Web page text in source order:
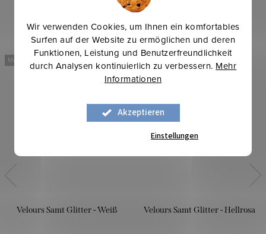
Wir verwenden Cookies, um Ihnen ein komfortables
Surfen auf der Website zu ermöglichen und deren
Funktionen, Leistung und Benutzerfreundlichkeit
durch Analysen kontinuierlich zu verbessern. Mehr
Informationen
Akzeptieren
Einstellungen
Mehr für weniger
Velours Samt Glitter - Weiß Velours Samt Glitter - Hellrosa